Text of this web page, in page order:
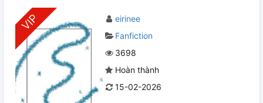
eirinee
Fanfiction
3698
Hoàn thành
15-02-2026